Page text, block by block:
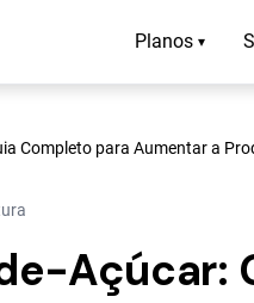
Planos ▾
Completo para Aumentar a
Açúcar: